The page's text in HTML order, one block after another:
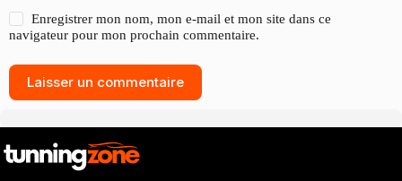
Enregistrer mon nom, mon e-mail et mon site dans ce
navigateur pour mon prochain commentaire.
Laisser un commentaire